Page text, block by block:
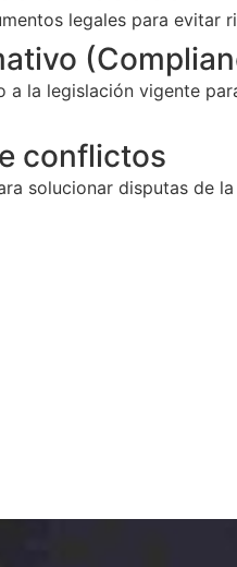
legales para evitar
a la legislación vigente
conflictos
solucionar disputas de